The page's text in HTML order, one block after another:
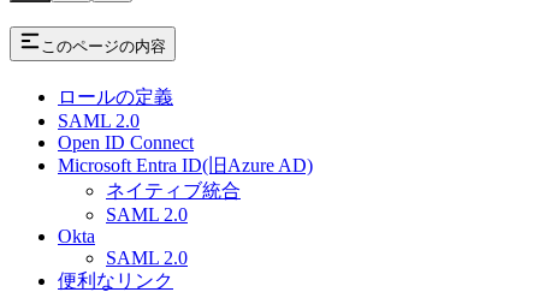
このページの内容
ロールの定義
SAML 2.0
Open ID Connect
Microsoft Entra ID(旧Azure AD)
ネイティブ統合
SAML 2.0
Okta
SAML 2.0
便利なリンク